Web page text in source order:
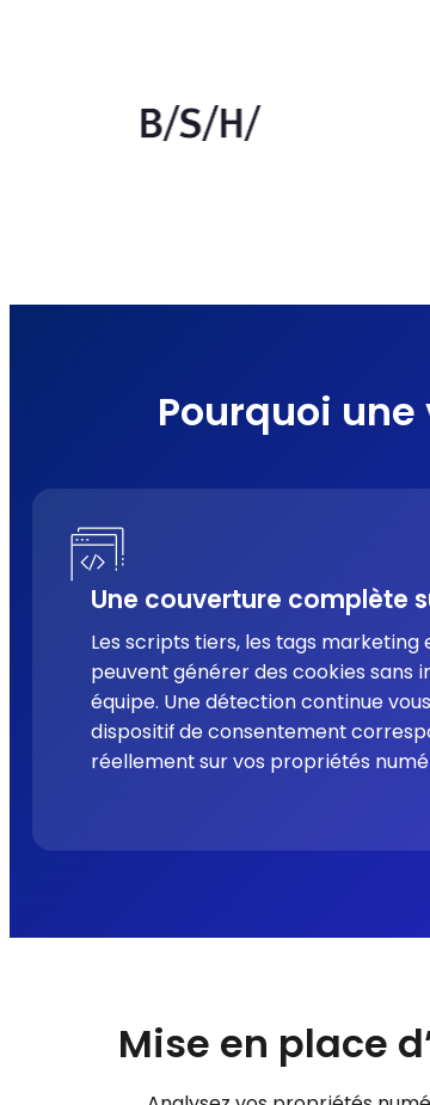
Pourquoi
Une couverture complète
Les scripts tiers, les tags marketing
peuvent générer des cookies sans
équipe. Une détection continue
dispositif de consentement
réellement sur vos propriétés
Mise en place